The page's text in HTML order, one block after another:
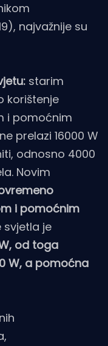
najvažnije su
starim
korištenje
i pomoćnim
prelazi 16000 W
odnosno 4000
Novim
i pomoćnim
svjetla je
od toga
W, a pomoćna